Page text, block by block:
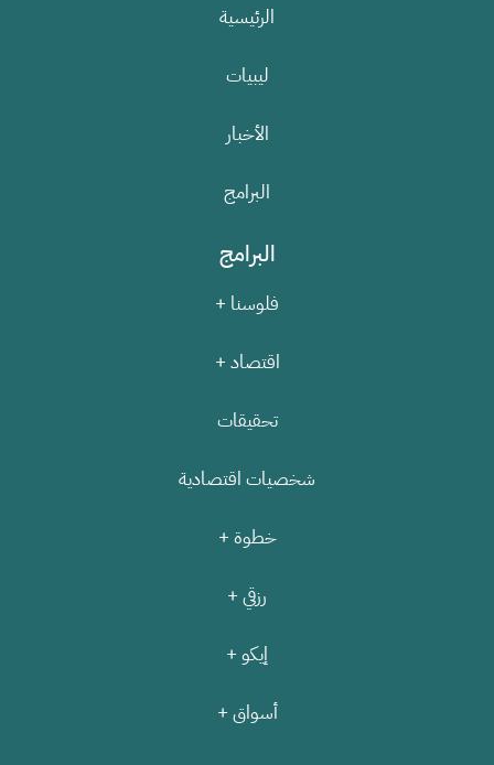
الرئيسية
ليبيات
الأخبار
البرامج
البرامج
فلوسنا +
اقتصاد +
تحقيقات
شخصيات اقتصادية
خطوة +
رزقي +
إيكو +
أسواق +